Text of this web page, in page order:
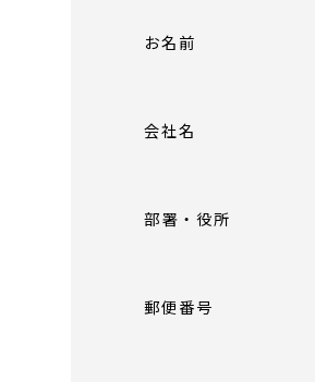
お名前
会社名
部署・役所
郵便番号